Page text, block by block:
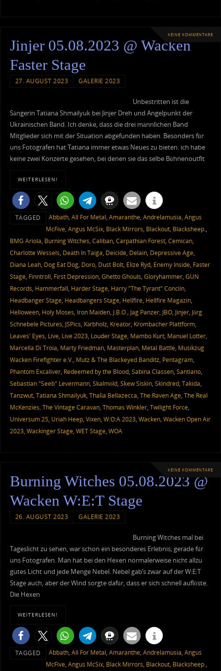
KEINE KOMMENTARE
Jinjer 05.08.2023 @ Wacken
Faster Stage
27. AUGUST 2023 GALERIE 2023
Unbestritten ist die
Sängerin Tatiana Shmailyuk bei Jinjer Dreh und Angelpunkt der
Ukrainischen Band. Ich denke, dass die drei männlichen Band
Mitglieder sich mit der Situation abgefunden haben. Besonders für
uns Fotografen hat Tatiana immer etwas Neues zu bieten. ich habe
keine zwei Konzerte gesehen, bei denen sie das selbe Bühnenoutfit
WEITERLESEN!
TAGGED Abbath, All For Metal, Amaranthe, Andrelamusia, Angus
McFive, Angus McSix, Black Mirrors, Blackout, Blacksheep.,
BMG Ariola, Burning Witches, Caliban, Carpathian Forest, Cemican,
Charlotte Wessels, Death In Taiga, Deicide, Delain, Depressive Age,
Diana Leah, Dog Eat Dog, Doro, Dust Bolt, Elize Ryd, Enemy Inside, Faster
Stage, Finntroll, First Depression, Ghetto Ghouls, Gloryhammer, GUN
Records, Hammerfall, Harder Stage, Harry "The Tyrant" Conclin,
Headbanger Stage, Headbangers Stage, Hellfire, Hellfire Magazin,
Helloween, Holy Moses, Iron Maiden, J.B.O., Jag Panzer, JBO, Jinjer, Jörg
Schnebele Pictures, JSPics, Kärbholz, Kreator, Krombacher Plattform,
Leaves' Eyes, Live, Live 2023, Louder Stage, Mambo Kurt, Manuel Lotter,
Marcella Di Troia, Marty Friedman, Masterplan, Metal Battle, Musikzug
Wacken Firefighter e.V., Mutz & The Blackeyed Banditz, Pentagram,
Phantom Excaliver, Redeemed by the Blood, Sabina Classen, Santiano,
Sebastian "Seeb" Levermann, Skalmöld, Skew Siskin, Skindred, Takida,
Tanzwut, Tatiana Shmailyuk, Thalìa Bellazecca, The Raven Age, The Real
McKenzies, The Vintage Caravan, Thomas Winkler, Twilight Force,
Universum 25, Uriah Heep, Vixen, W:O:A 2023, Wacken, Wacken Open Air
2023, Wackinger Stage, WET Stage, WOA
KEINE KOMMENTARE
Burning Witches 05.08.2023 @
Wacken W:E:T Stage
26. AUGUST 2023 GALERIE 2023
Burning Witches mal bei
Tageslicht zu sehen, war schon ein besonderes Erlebnis; gerade für
uns Fotografen. Man hat bei den Hexen normalerweise nicht allzu
gutes Licht und jede Menge Nebel. Nebel gab’s zwar auf der W:E:T
Stage auch, aber der Wind sorgte dafür, dass er sich schnell auflöste.
Die Hexen
WEITERLESEN!
TAGGED Abbath, All For Metal, Amaranthe, Andrelamusia, Angus
McFive, Angus McSix, Black Mirrors, Blackout, Blacksheep.,